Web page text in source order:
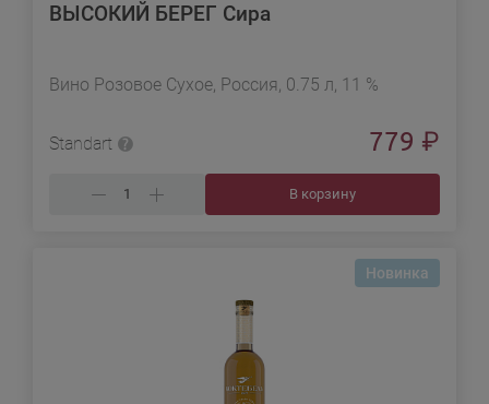
ВЫСОКИЙ БЕРЕГ Сира
Вино Розовое Сухое, Россия, 0.75 л, 11 %
Standart 779 ₽
В корзину
Новинка